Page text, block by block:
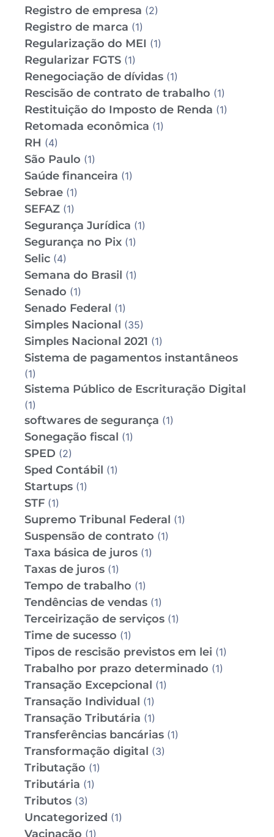
Registro de empresa (2)
Registro de marca (1)
Regularização do MEI (1)
Regularizar FGTS (1)
Renegociação de dívidas (1)
Rescisão de contrato de trabalho (1)
Restituição do Imposto de Renda (1)
Retomada econômica (1)
RH (4)
São Paulo (1)
Saúde financeira (1)
Sebrae (1)
SEFAZ (1)
Segurança Jurídica (1)
Segurança no Pix (1)
Selic (4)
Semana do Brasil (1)
Senado (1)
Senado Federal (1)
Simples Nacional (35)
Simples Nacional 2021 (1)
Sistema de pagamentos instantâneos
(1)
Sistema Público de Escrituração Digital
(1)
softwares de segurança (1)
Sonegação fiscal (1)
SPED (2)
Sped Contábil (1)
Startups (1)
STF (1)
Supremo Tribunal Federal (1)
Suspensão de contrato (1)
Taxa básica de juros (1)
Taxas de juros (1)
Tempo de trabalho (1)
Tendências de vendas (1)
Terceirização de serviços (1)
Time de sucesso (1)
Tipos de rescisão previstos em lei (1)
Trabalho por prazo determinado (1)
Transação Excepcional (1)
Transação Individual (1)
Transação Tributária (1)
Transferências bancárias (1)
Transformação digital (3)
Tributação (1)
Tributária (1)
Tributos (3)
Uncategorized (1)
Vacinação (1)